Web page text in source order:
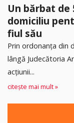
Un bărbat de
domiciliu
fiul său
Prin ordonanța din
lângă Judecătoria
acţiunii...
citește mai mult »